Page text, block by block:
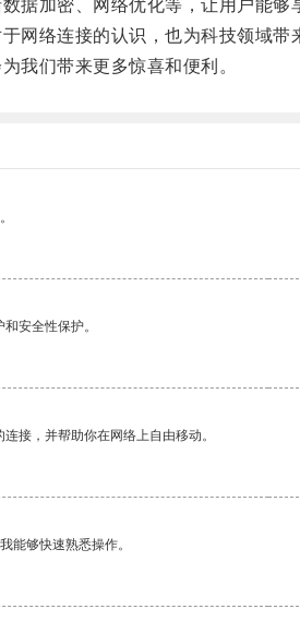
加密、网络优化等，让用户能够
络连接的认识，也为科技领域带
们带来更多惊喜和便利。
安全性保护。
接，并帮助你在网络上自由移动。
能够快速熟悉操作。